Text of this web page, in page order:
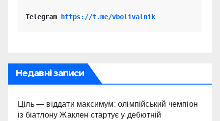
Telegram https://t.me/vbolivalnik
Недавні записи
Ціль — віддати максимум: олімпійський чемпіон
із біатлону Жаклен стартує у дебютній